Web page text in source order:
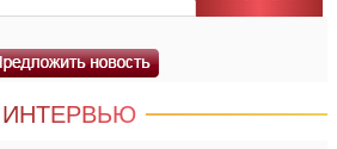
ИНТЕРВЬЮ